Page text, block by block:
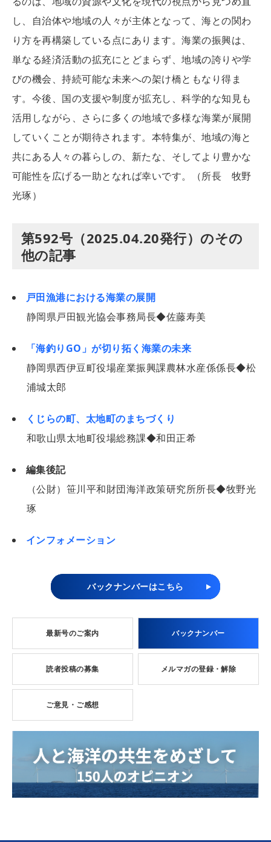
し、自治体や地域の人々が主体となって、海との関わ
り方を再構築している点にあります。海業の振興は、
単なる経済活動の拡充にとどまらず、地域の誇りや学
びの機会、持続可能な未来への架け橋ともなり得ま
す。今後、国の支援や制度が拡充し、科学的な知見も
活用しながら、さらに多くの地域で多様な海業が展開
していくことが期待されます。本特集が、地域の海と
共にある人々の暮らしの、新たな、そしてより豊かな
可能性を広げる一助となれば幸いです。（所長 牧野
光琢）
第592号（2025.04.20発行）のその
他の記事
戸田漁港における海業の展開
静岡県戸田観光協会事務局長◆佐藤寿美
「海釣りGO」が切り拓く海業の未来
静岡県西伊豆町役場産業振興課農林水産係係長◆松
浦城太郎
くじらの町、太地町のまちづくり
和歌山県太地町役場総務課◆和田正希
編集後記
（公財）笹川平和財団海洋政策研究所所長◆牧野光
琢
インフォメーション
バックナンバーはこちら
最新号のご案内 バックナンバー
読者投稿の募集 メルマガの登録・解除
ご意見・ご感想